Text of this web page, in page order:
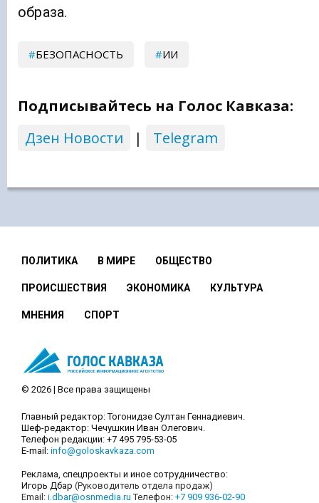
образа.
БЕЗОПАСНОСТЬ ИИ
Подписывайтесь на Голос Кавказа:
Дзен Новости
| Telegram
ПОЛИТИКА В МИРЕ ОБЩЕСТВО
ПРОИСШЕСТВИЯ ЭКОНОМИКА КУЛЬТУРА
МНЕНИЯ СПОРТ
© 2026 | Все права защищены
Главный редактор: Тогонидзе Султан Геннадиевич.
Шеф-редактор: Чечушкин Иван Олегович.
Телефон редакции: +7 495 795-53-05
E-mail: info@goloskavkaza.com
Реклама, спецпроекты и иное сотрудничество:
Игорь Дбар (Руководитель отдела продаж)
Email: i.dbar@osnmedia.ru Телефон: +7 909 936-02-90